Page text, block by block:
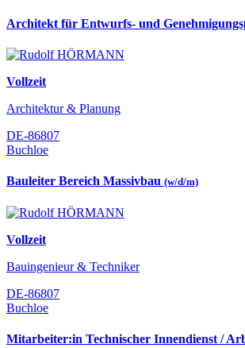
Architekt für Entwurfs- und
Vollzeit
Architektur & Planung
DE-86807
Buchloe
Bauleiter Bereich Massivbau (w/d/m)
Vollzeit
Bauingenieur & Techniker
DE-86807
Buchloe
Mitarbeiter:in Technischer Innendienst /